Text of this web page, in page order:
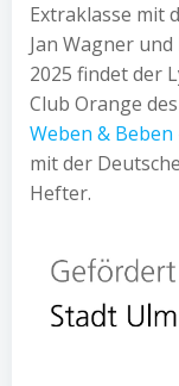
Extraklasse mit
Jan Wagner
2025 findet der
Club Orange
Weben & Beben
mit der
Hefter.